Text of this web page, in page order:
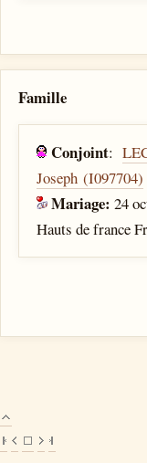
Famille
Conjoint:
Joseph (I097704)
Mariage:24
Hauts de france